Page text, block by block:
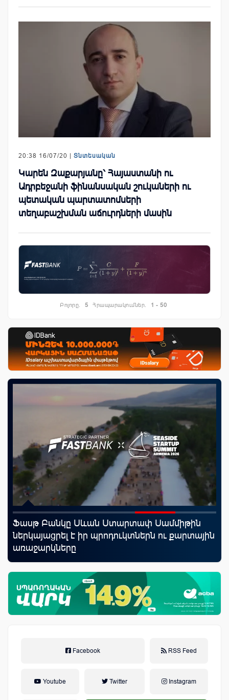
20:38 16/07/20 | Տնտեսական
Կարեն Զաքարյանը՝ Հայաստանի ու
Ադրբեջանի ֆինանսական շուկաների ու
պետական պարտատոմսերի
տեղաբաշխման աճուրդների մասին
Բոլորը. 5 Հրապարակումներ. 1 - 50
Ֆասթ Բանկը Սևան Ստարտափ Սամմիթին
ներկայացրել է իր պրոդուկտներն ու քարտային
առաջարկները
Facebook RSS Feed
Youtube Twitter Instagram